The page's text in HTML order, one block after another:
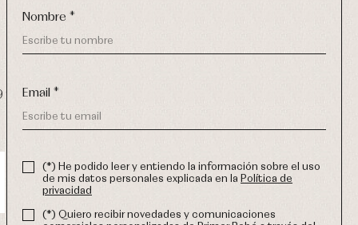
270-email:
Nombre *
Email *
(*) He podido leer y entiendo la información sobre el uso
de mis datos personales explicada en la Política de
privacidad
(*) Quiero recibir novedades y comunicaciones